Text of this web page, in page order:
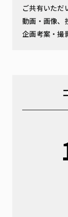
ご共有いただ
動画・画像、
企画考案・撮